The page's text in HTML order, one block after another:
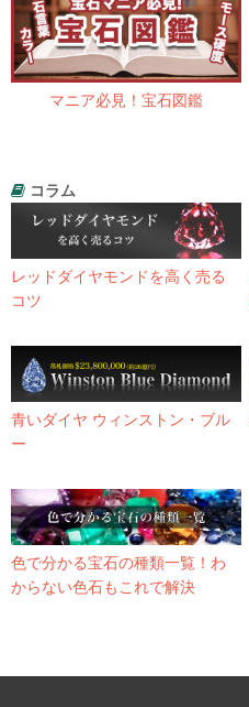
マニア必見！宝石図鑑
コラム
レッドダイヤモンドを高く売る
コツ
青いダイヤ ウィンストン・ブル
ー
色で分かる宝石の種類一覧！わ
からない色石もこれで解決